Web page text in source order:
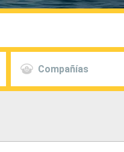
Compañías